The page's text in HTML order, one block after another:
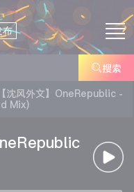
布
搜索
【沈风外文】OneRepublic -
Mix)